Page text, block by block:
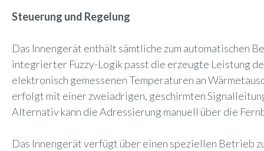
Steuerung und Regelung
Das Innengerät enthält sämtliche zum automatischen
integrierter Fuzzy-Logik passt die erzeugte Leistung
elektronisch gemessenen Temperaturen an
erfolgt mit einer zweiadrigen, geschirmten
Alternativ kann die Adressierung manuell über die
Das Innengerät verfügt über einen speziellen Betrieb